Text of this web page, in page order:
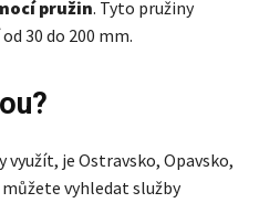
pružin. Tyto pružiny
30 do 200 mm.
je Ostravsko, Opavsko,
můžete vyhledat služby